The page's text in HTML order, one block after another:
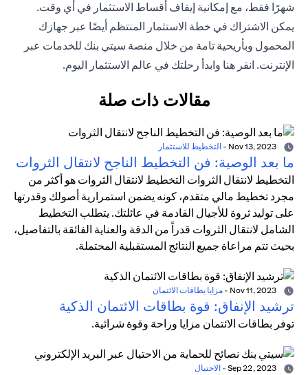
شهرًا فقط، مع إمكانية إيقاف أقساط الاستثمار في أي وقت.
يمكن الاشتراك في خطة الاستثمار المنتظم أيضًا عبر جهازك
المحمول وبأريحية تامة من خلال منصة سيتي بنك للخدمات عبر
الإنترنت. انقر هنا وابدأ رحلتك في عالم الاستثمار اليوم.
مقالات ذات صلة
- التخطيط للاستثمار
ما بعد الوصية: فن التخطيط الناجح لانتقال الثروات
التخطيط لانتقال الثروات التخطيط لانتقال الثروات هو أكثر من
مجرد تخطيط مالي متقدم، كونه يضمن استمرارية أصولك وقدرتها
على توليد ثروة للأجيال القادمة في عائلتك. يتطلب التخطيط
الشامل لانتقال الثروات قدراً من الدقة والعناية الفائقة بالتفاصيل،
بحيث تتم مراعاة جميع النتائج المستقبلية المحتملة.
- مزايا بطاقات الائتمان
ترشيد الإنفاق: قوة بطاقات الائتمان الذكية
توفر بطاقات الائتمان مزايا وراحة وقوة شرائية.
- الاحتيال